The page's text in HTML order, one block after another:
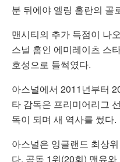
분 뒤에야 엘링 홀란의 골
맨시티의 추가 득점이 나
스널 홈인 에미레이츠 스
호성으로 들썩였다.
아스널에서 2011년부터
타 감독은 프리미어리그
독이 되며 새 역사를 썼다.
아스널은 잉글랜드 최상
다. 공동 1위(20회) 맨유